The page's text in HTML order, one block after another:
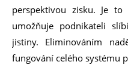
perspektivou zisku. Je
umožňuje podnikateli
jistiny. Eliminováním
fungování celého systému